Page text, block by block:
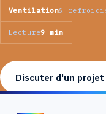
Ventilation&
Lecture9 min
Discuter d'un projet